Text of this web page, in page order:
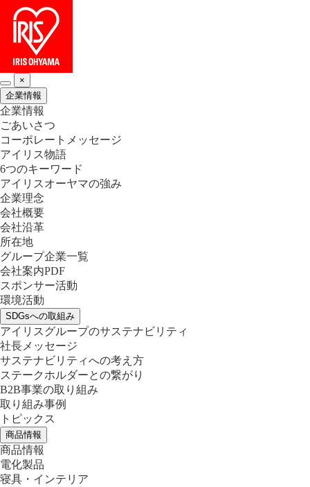
×
企業情報
企業情報
ごあいさつ
コーポレートメッセージ
アイリス物語
6つのキーワード
アイリスオーヤマの強み
企業理念
会社概要
会社沿革
所在地
グループ企業一覧
会社案内PDF
スポンサー活動
環境活動
SDGsへの取組み
アイリスグループのサステナビリティ
社長メッセージ
サステナビリティへの考え方
ステークホルダーとの繋がり
B2B事業の取り組み
取り組み事例
トピックス
商品情報
商品情報
電化製品
寝具・インテリア